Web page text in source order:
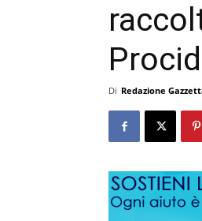
Di Redazione